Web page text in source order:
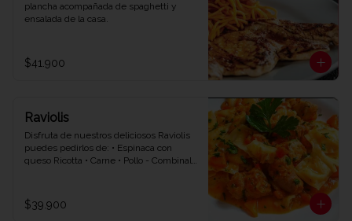
plancha acompañada de spaghetti y
ensalada de la casa.
$41.900
Raviolis
Disfruta de nuestros deliciosos Raviolis
puedes pedirlos de: • Espinaca con
queso Ricotta • Carne • Pollo - Combinalo
$39.900